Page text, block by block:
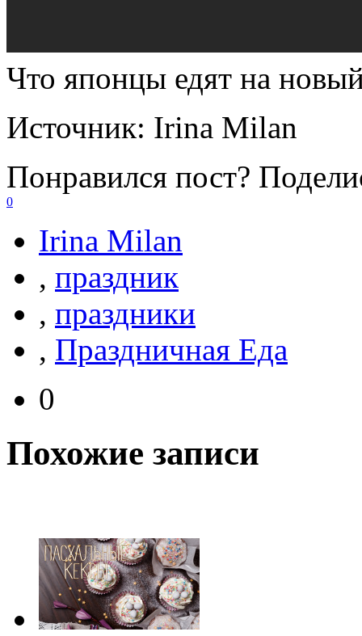
Что японцы едят на
Источник: Irina Milan
Понравился пост?
0
Irina Milan
, праздник
, праздники
, Праздничная Еда
0
Похожие записи